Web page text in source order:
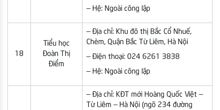
– Hệ: Ngoài công lập
18
Tiểu học
Đoàn Thị
Điểm
– Địa chỉ: Khu đô thị Bắc Cổ Nhuế,
Chèm, Quận Bắc Từ Liêm, Hà Nội
– Điện thoại: 024 6261 3838
– Hệ: Ngoài công lập
– Địa chỉ: KĐT mới Hoàng Quốc Việt –
Từ Liêm – Hà Nội (ngõ 234 đường